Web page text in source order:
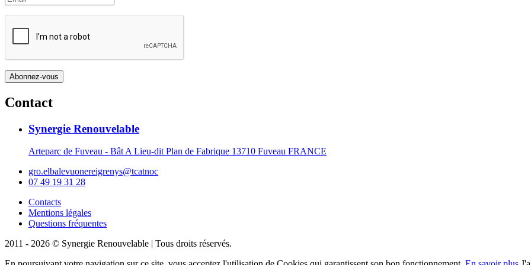
Contact
Synergie Renouvelable
Arteparc de Fuveau - Bât A Lieu-dit Plan de Fabrique 13710 Fuveau FRANCE
gro.elbalevuonereigrenys@tcatnoc
07 49 19 31 28
Contacts
Mentions légales
Questions fréquentes
2011 - 2026 © Synergie Renouvelable | Tous droits réservés.